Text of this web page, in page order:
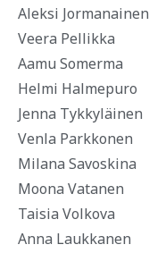
Aleksi Jormanainen
Veera Pellikka
Aamu Somerma
Helmi Halmepuro
Jenna Tykkyläinen
Venla Parkkonen
Milana Savoskina
Moona Vatanen
Taisia Volkova
Anna Laukkanen